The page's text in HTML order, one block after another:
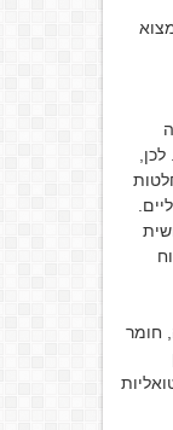
60 ניתן למצוא
חומר